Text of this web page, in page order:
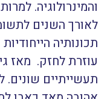
והמינרולוגיה.
לאורך השנים
תכונותיה
עוזרת לחזק. מאז
תעשייתיים שונים.